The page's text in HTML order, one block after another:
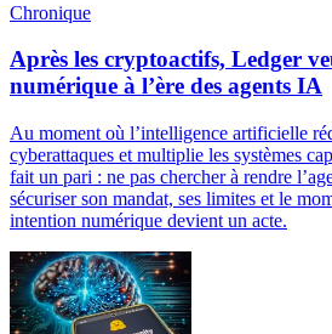
Chronique
Après les cryptoactifs, Ledger
numérique à l’ère des agents IA
Au moment où l’intelligence artificielle
cyberattaques et multiplie les systèmes
fait un pari : ne pas chercher à rendre
sécuriser son mandat, ses limites et le
intention numérique devient un acte.